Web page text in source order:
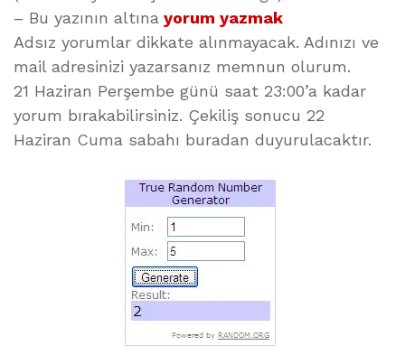
– Bu yazının altına yorum yazmak
Adsız yorumlar dikkate alınmayacak. Adınızı ve
mail adresinizi yazarsanız memnun olurum.
21 Haziran Perşembe günü saat 23:00’a kadar
yorum bırakabilirsiniz. Çekiliş sonucu 22
Haziran Cuma sabahı buradan duyurulacaktır.